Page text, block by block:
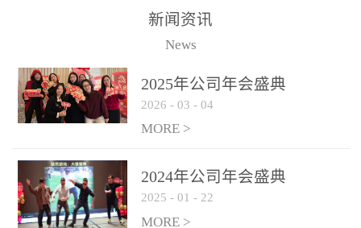
新闻资讯
News
2025年公司年会盛典
2026 - 03 - 04
MORE >
2024年公司年会盛典
2025 - 01 - 22
MORE >